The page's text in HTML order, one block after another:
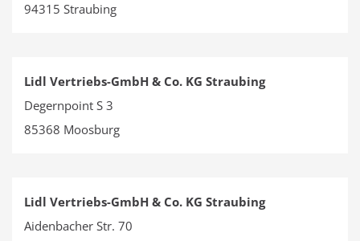
94315 Straubing
Lidl Vertriebs-GmbH & Co. KG Straubing
Degernpoint S 3
85368 Moosburg
Lidl Vertriebs-GmbH & Co. KG Straubing
Aidenbacher Str. 70